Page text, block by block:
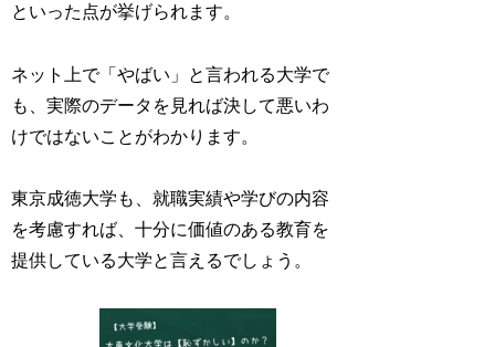
といった点が挙げられます。
ネット上で「やばい」と言われる大学で
も、実際のデータを見れば決して悪いわ
けではないことがわかります。
東京成徳大学も、就職実績や学びの内容
を考慮すれば、十分に価値のある教育を
提供している大学と言えるでしょう。